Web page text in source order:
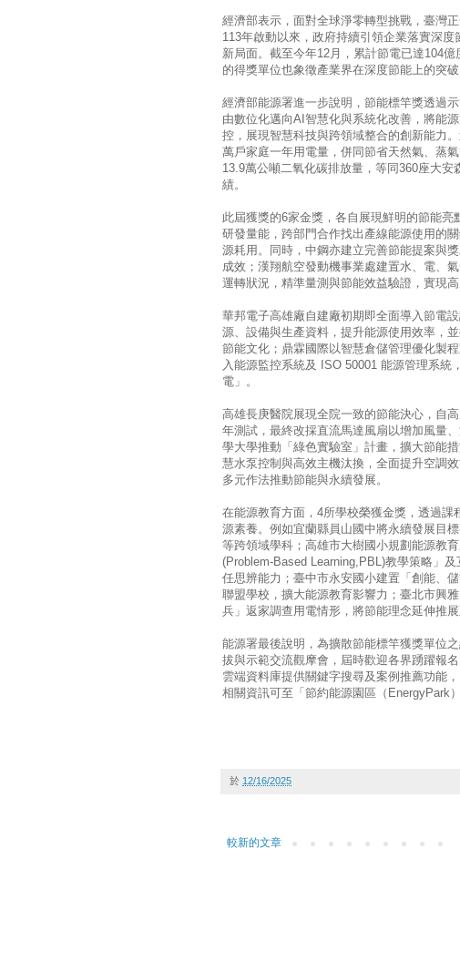
經濟部表示，面對全球淨零轉型挑戰，臺灣
113年啟動以來，政府持續引領企業落實深
新局面。截至今年12月，累計節電已達104
的得獎單位也象徵產業界在深度節能上的突破
經濟部能源署進一步說明，節能標竿獎透過
由數位化邁向AI智慧化與系統化改善，將能
控，展現智慧科技與跨領域整合的創新能力
萬戶家庭一年用電量，併同節省天然氣、蒸
13.9萬公噸二氧化碳排放量，等同360座大
績。
此屆獲獎的6家金獎，各自展現鮮明的節能
研發量能，跨部門合作找出產線能源使用的
源耗用。同時，中鋼亦建立完善節能提案與
成效；漢翔航空發動機事業處建置水、電、
運轉狀況，精準量測與節能效益驗證，實現
華邦電子高雄廠自建廠初期即全面導入節電
源、設備與生產資料，提升能源使用效率，
節能文化；鼎霖國際以智慧倉儲管理優化製
入能源監控系統及 ISO 50001 能源管理系
電」。
高雄長庚醫院展現全院一致的節能決心，自
年測試，最終改採直流馬達風扇以增加風量
學大學推動「綠色實驗室」計畫，擴大節能
慧水泵控制與高效主機汰換，全面提升空調
多元作法推動節能與永續發展。
在能源教育方面，4所學校榮獲金獎，透過
源素養。例如宜蘭縣員山國中將永續發展目
等跨領域學科；高雄市大樹國小規劃能源教
(Problem-Based Learning,PBL)教學策略」
任思辨能力；臺中市永安國小建置「創能、
聯盟學校，擴大能源教育影響力；臺北市興
兵」返家調查用電情形，將節能理念延伸推展
能源署最後說明，為擴散節能標竿獲獎單位
拔與示範交流觀摩會，屆時歡迎各界踴躍報
雲端資料庫提供關鍵字搜尋及案例推薦功能
相關資訊可至「節約能源園區（EnergyPark
於 12/16/2025
較新的文章